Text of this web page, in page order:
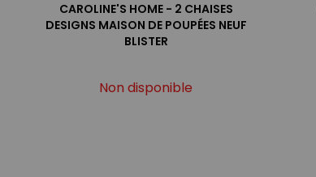
CAROLINE'S HOME - 2 CHAISES
DESIGNS MAISON DE POUPÉES NEUF
BLISTER
Non disponible